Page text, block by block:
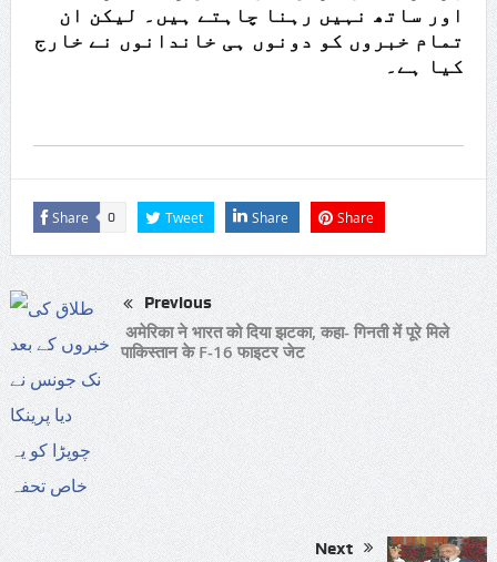
اور ساتھ نہیں رہنا چاہتے ہیں۔ لیکن ان
تمام خبروں کو دونوں ہی خاندانوں نے خارج
کیا ہے۔
Share 0 Tweet Share Share
Previous
अमेरिका ने भारत को दिया झटका, कहा- गिनती में पूरे मिले
पाकिस्तान के F-16 फाइटर जेट
Next